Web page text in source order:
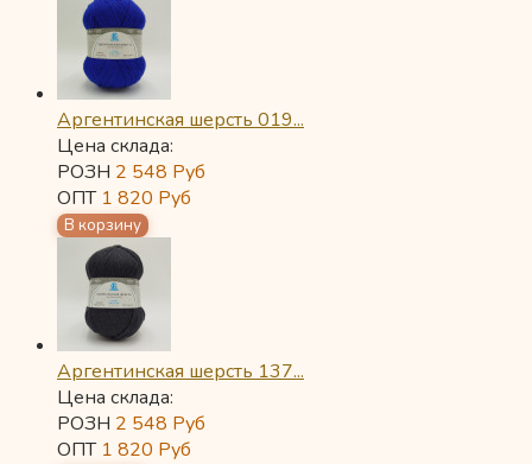
Аргентинская шерсть 019...
Цена склада:
РОЗН 2 548 Руб
ОПТ 1 820 Руб
Аргентинская шерсть 137...
Цена склада:
РОЗН 2 548 Руб
ОПТ 1 820 Руб